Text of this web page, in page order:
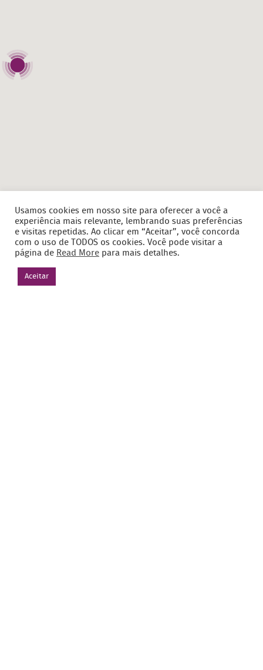
Usamos cookies em nosso site para oferecer a você a
experiência mais relevante, lembrando suas preferências
e visitas repetidas. Ao clicar em “Aceitar”, você concorda
com o uso de TODOS os cookies. Você pode visitar a
página de Read More para mais detalhes.
Aceitar